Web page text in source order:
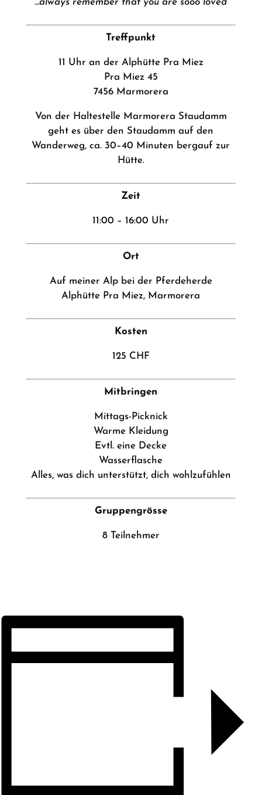
…always remember that you are sooo loved
Treffpunkt
11 Uhr an der Alphütte Pra Miez
Pra Miez 45
7456 Marmorera
Von der Haltestelle Marmorera Staudamm
geht es über den Staudamm auf den
Wanderweg, ca. 30–40 Minuten bergauf zur
Hütte.
Zeit
11:00 – 16:00 Uhr
Ort
Auf meiner Alp bei der Pferdeherde
Alphütte Pra Miez, Marmorera
Kosten
125 CHF
Mitbringen
Mittags-Picknick
Warme Kleidung
Evtl. eine Decke
Wasserflasche
Alles, was dich unterstützt, dich wohlzufühlen
Gruppengrösse
8 Teilnehmer